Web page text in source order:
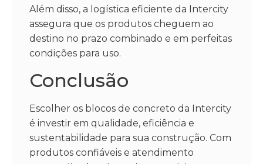
Além disso, a logística eficiente da Intercity
assegura que os produtos cheguem ao
destino no prazo combinado e em perfeitas
condições para uso.
Conclusão
Escolher os blocos de concreto da Intercity
é investir em qualidade, eficiência e
sustentabilidade para sua construção. Com
produtos confiáveis e atendimento